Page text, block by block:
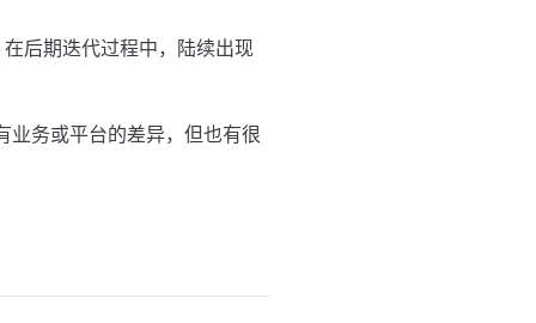
后期迭代过程中，陆续出现
业务或平台的差异，但也有很